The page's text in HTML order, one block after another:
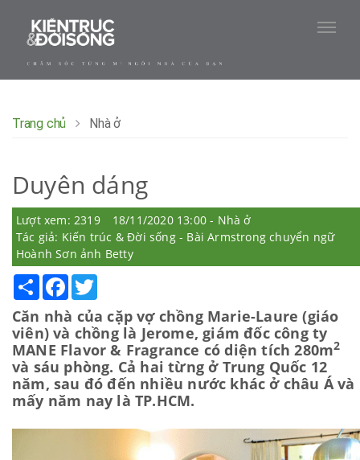
Trang chủ Nhà ở
Duyên dáng
Lượt xem: 2319
18/11/2020 13:00 - Nhà ở
Tác giả: Kiến trúc & Đời sống - Bài Armstrong chuyển ngữ
Hoành Sơn ảnh Betty
Share Facebook
Căn nhà của cặp vợ chồng Marie-Laure (giáo
viên) và chồng là Jerome, giám đốc công ty
MANE Flavor & Fragrance có diện tích 280m2
và sáu phòng. Cả hai từng ở Trung Quốc 12
năm, sau đó đến nhiều nước khác ở châu Á và
mấy năm nay là TP.HCM.